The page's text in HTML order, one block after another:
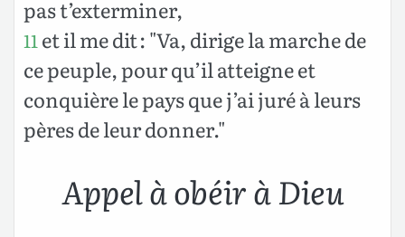
pas t’exterminer,
11 et il me dit : "Va, dirige la marche de
ce peuple, pour qu’il atteigne et
conquière le pays que j’ai juré à leurs
pères de leur donner."
Appel à obéir à Dieu